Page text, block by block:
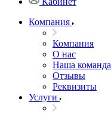
Компания
Компания
О нас
Наша команда
Отзывы
Реквизиты
Услуги